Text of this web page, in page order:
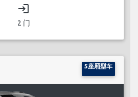
login
2 门
5座厢型车